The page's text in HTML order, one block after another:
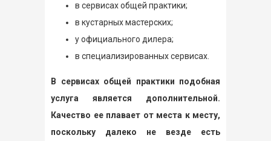
в сервисах общей практики;
в кустарных мастерских;
у официального дилера;
в специализированных сервисах.
В сервисах общей практики подобная
услуга является дополнительной.
Качество ее плавает от места к месту,
поскольку далеко не везде есть